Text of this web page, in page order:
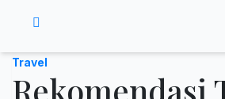
Travel
Rekomendasi